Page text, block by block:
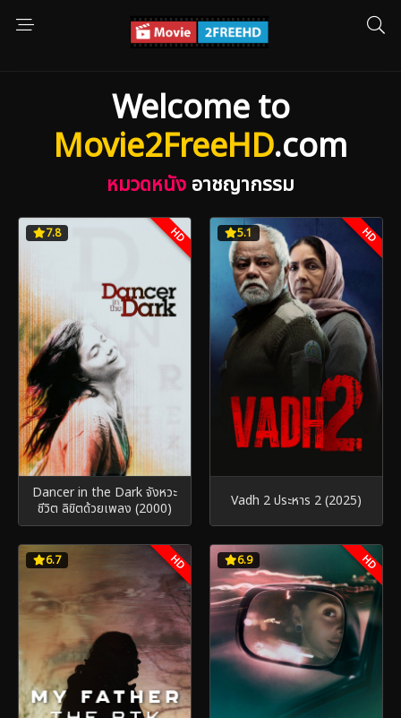
Welcome to
Movie2FreeHD.com
หมวดหนัง อาชญากรรม
7.8 HD
Dancer in the Dark จังหวะ
ชีวิต ลิขิตด้วยเพลง (2000)
5.1 HD
Vadh 2 ประหาร 2 (2025)
6.7 HD 6.9 HD